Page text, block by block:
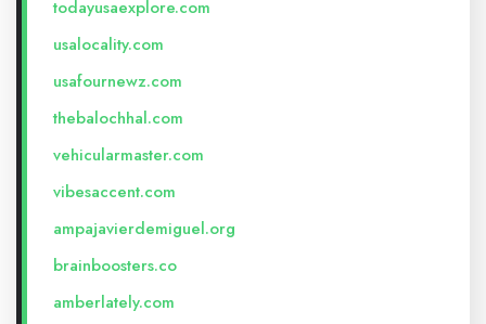
todayusaexplore.com
usalocality.com
usafournewz.com
thebalochhal.com
vehicularmaster.com
vibesaccent.com
ampajavierdemiguel.org
brainboosters.co
amberlately.com